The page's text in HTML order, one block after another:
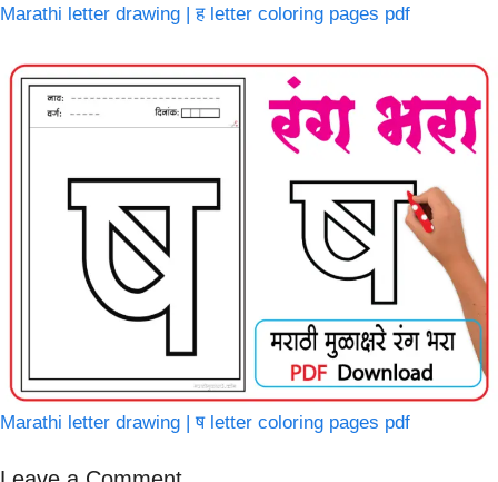
Marathi letter drawing | ह letter coloring pages pdf
Marathi letter drawing | ष letter coloring pages pdf